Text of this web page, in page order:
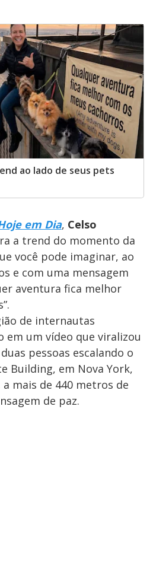
ao lado de seus pets
em Dia, Celso
a trend do momento da
você pode imaginar, ao
e com uma mensagem
aventura fica melhor
de internautas
em um vídeo que viralizou
pessoas escalando o
Building, em Nova York,
mais de 440 metros de
de paz.